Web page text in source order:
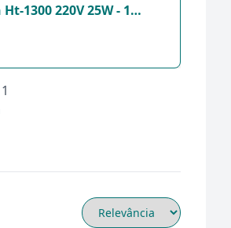
1300 220V 25W - 1